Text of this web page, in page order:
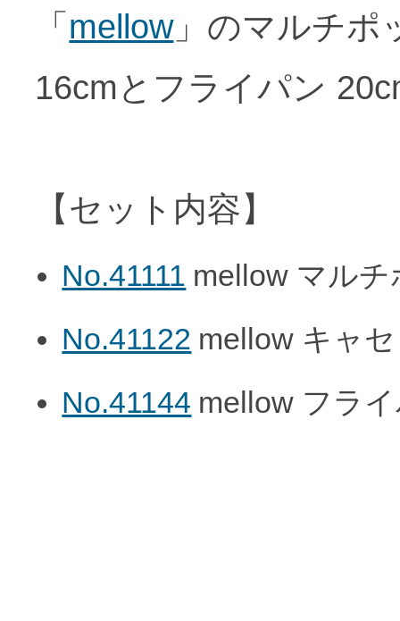
「 mellow」のマルチポ
16cmとフライパン
【セット内容】
No.41111 mellow マル
No.41122 mellow キャ
No.41144 mellow フラ